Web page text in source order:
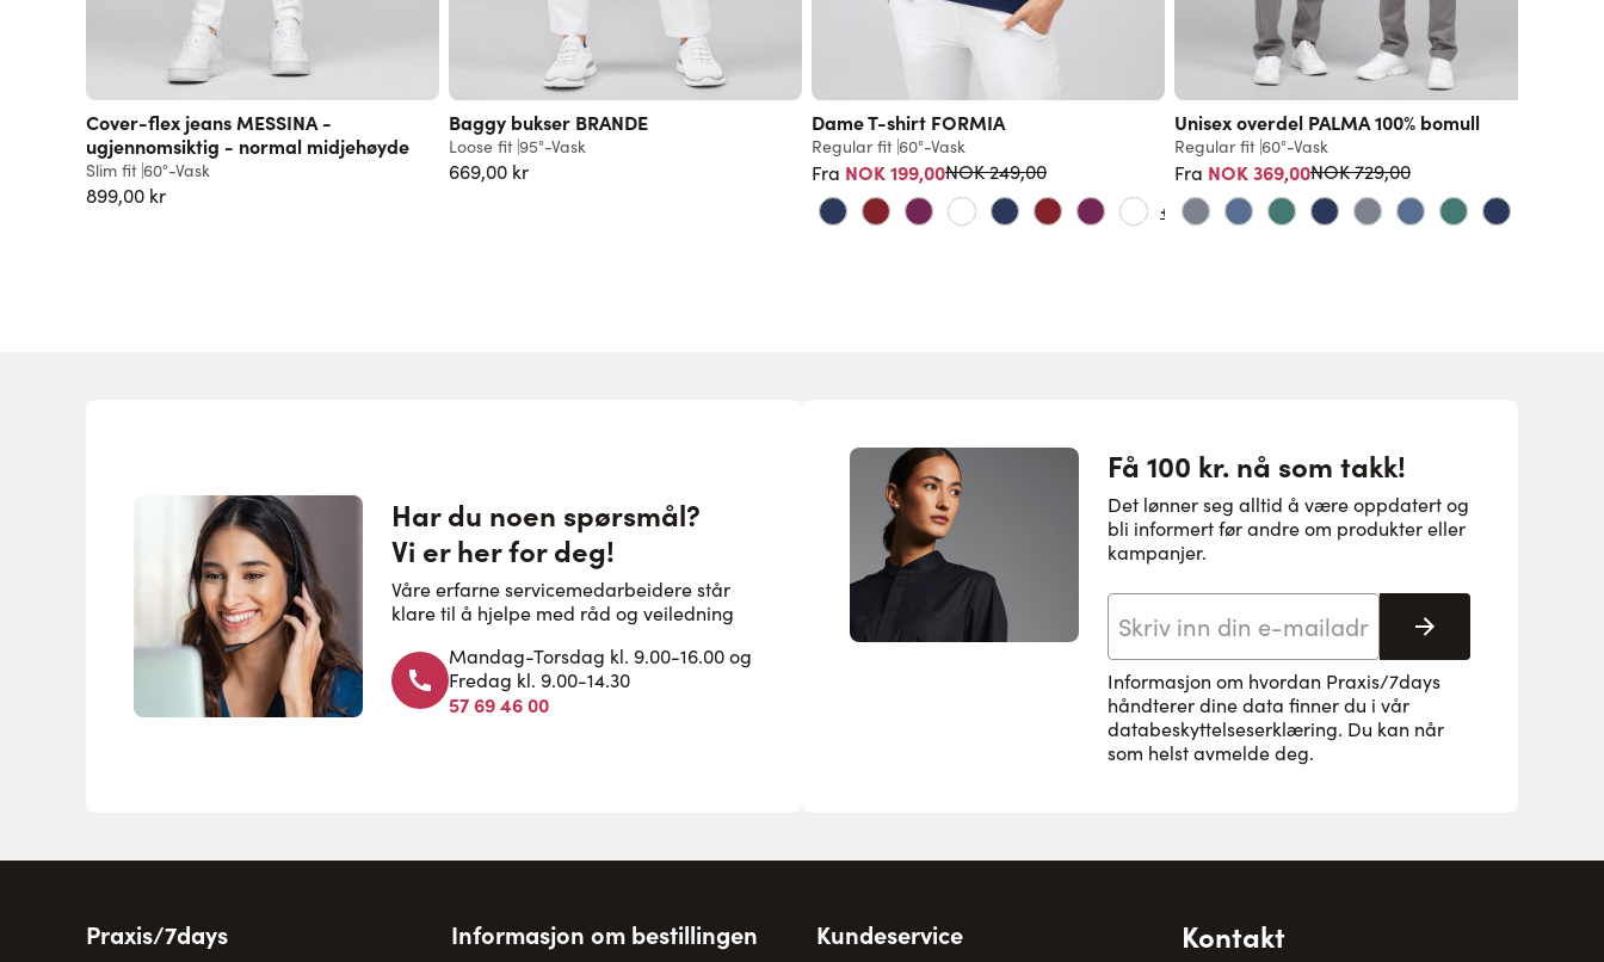
Cover-flex jeans MESSINA -
ugjennomsiktig - normal midjehøyde
Slim fit 60°-Vask
899,00 kr
Baggy bukser BRANDE
Loose fit 95°-Vask
669,00 kr
Dame T-shirt FORMIA
Regular fit 60°-Vask
Fra NOK 199,00Vanlig pris
NOK 249,00
+7
Unisex overdel PALMA 100% bomull
Regular fit 60°-Vask
Fra NOK 369,00Vanlig pris
NOK 729,00
Har du noen spørsmål?
Vi er her for deg!
Våre erfarne servicemedarbeidere står
klare til å hjelpe med råd og veiledning
Mandag-Torsdag kl. 9.00-16.00 og
Fredag kl. 9.00-14.30
57 69 46 00
Få 100 kr. nå som takk!
Det lønner seg alltid å være oppdatert og
bli informert før andre om produkter eller
kampanjer.
Abonnere
Informasjon om hvordan Praxis/7days
håndterer dine data finner du i vår
databeskyttelseserklæring. Du kan når
som helst avmelde deg.
Praxis/7days Informasjon om bestillingen Kundeservice Kontakt